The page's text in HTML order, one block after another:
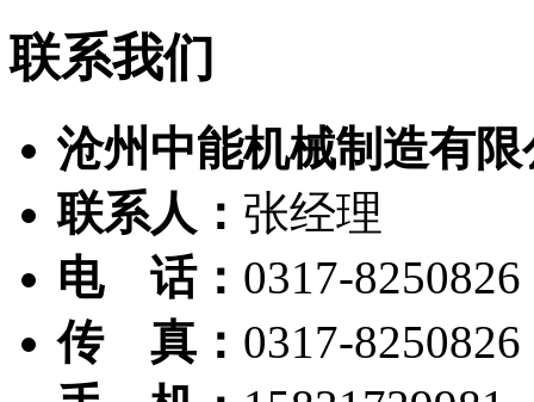
联系我们
沧州中能机械制造有限
联系人： 张经理
电 话： 0317-8250826
传 真： 0317-8250826